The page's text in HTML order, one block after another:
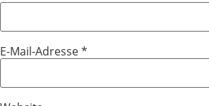
E-Mail-Adresse*